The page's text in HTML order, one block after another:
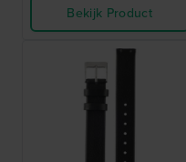
Bekijk Product